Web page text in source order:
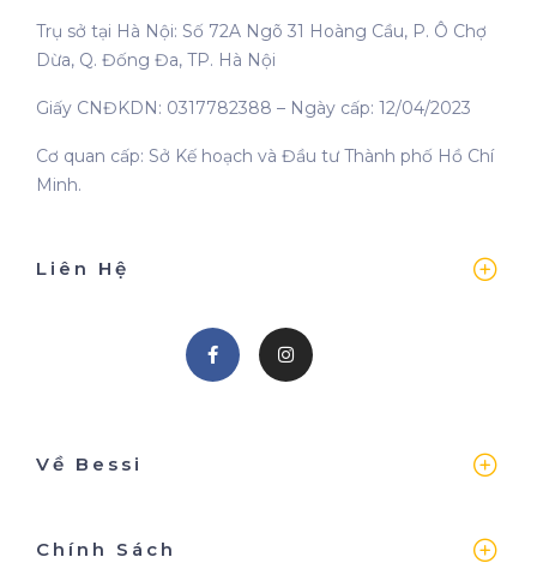
Liên Hệ
Về Bessi
Chính Sách
Trụ sở tại Hà Nội: Số 72A Ngõ 31 Hoàng Cầu, P. Ô Chợ
Dừa, Q. Đống Đa, TP. Hà Nội
Giấy CNĐKDN: 0317782388 – Ngày cấp: 12/04/2023
Cơ quan cấp: Sở Kế hoạch và Đầu tư Thành phố Hồ Chí
Minh.